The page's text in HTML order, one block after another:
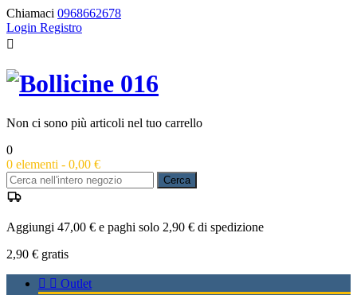
Chiamaci 0968662678
Login Registro

Non ci sono più articoli nel tuo carrello
0
0 elementi - 0,00 €
Cerca
Aggiungi 47,00 € e paghi solo 2,90 € di spedizione
2,90 € gratis
  Outlet